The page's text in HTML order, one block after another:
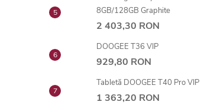
8GB/128GB Graphite
2 403,30 RON
DOOGEE T36 VIP
929,80 RON
Tabletă DOOGEE T40 Pro VIP
1 363,20 RON